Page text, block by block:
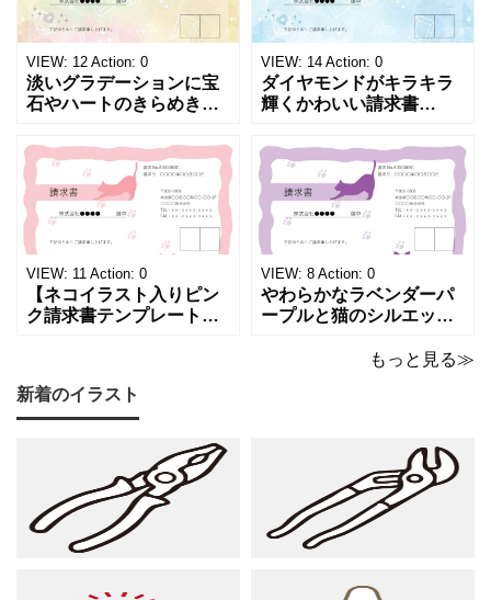
VIEW: 12 Action: 0
淡いグラデーションに宝
石やハートのきらめきを
チックな請求書雛形で
す。パステルピンクやラ
ベンダーの色彩がやわら
かな質感を生み出し、受
け取った相手の心をくす
ぐる特別な仕上がりとな
っています。 ハンドメイ
ド雑貨、コスメブラン
VIEW: 14 Action: 0
ダイヤモンドがキラキラ
輝くかわいい請求書
感あふれるライトブルー
背景に、ジュエルモチー
フを散りばめた煌びやか
な請求書素材です。清潔
感と高級感が同居するデ
ザインは、クライアント
に信頼感と華やかな印象
を同時に届けます
VIEW: 11 Action: 0
【ネコイラスト入りピン
ク請求書テンプレート
ーの猫デザイン請求書雛
形です。波打ちフレーム
の中に描かれたキャット
シルエットや小さな肉球
モチーフが、ビジネス文
書にさりげない
VIEW: 8 Action: 0
やわらかなラベンダーパ
ープルと猫のシルエット
おしゃれな請求書フォー
出したいときにも活躍し
ます。 猫カフェやトリミ
ングサロン
もっと見る≫
新着のイラスト